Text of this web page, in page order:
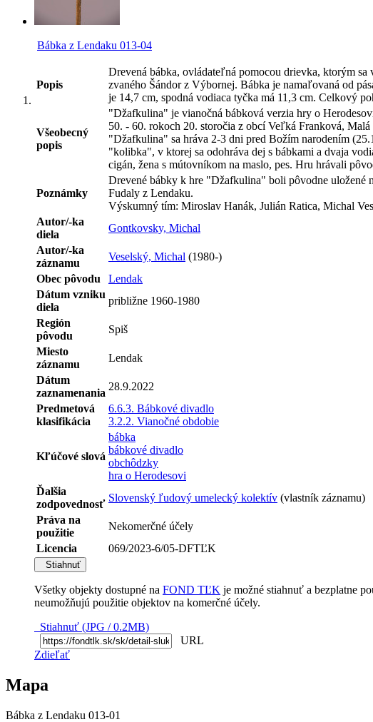
Bábka z Lendaku 013-04
Popis
Drevená bábka, ovládateľná pomocou drievka, ktorým
zvaného Šándor z Výbornej. Bábka je namaľovaná od
je 14,7 cm, spodná vodiaca tyčka má 11,3 cm. Celkový
Všeobecný
popis
"Džafkulina" je vianočná bábková verzia hry o
50. - 60. rokoch 20. storočia z obcí Veľká Franková,
"Džafkulina" sa hráva 2-3 dni pred Božím narodením
"kolibka", v ktorej sa odohráva dej s bábkami a dvaja
cigán, žena s mútovníkom na maslo, pes. Hru hrávali
Poznámky
Drevené bábky k hre "Džafkulina" boli pôvodne uložené
Fudaly z Lendaku.
Výskumný tím: Miroslav Hanák, Julián Ratica, Michal
Autor/-ka
diela
Gontkovsky, Michal
Autor/-ka
záznamu
Veselský, Michal (1980-)
Obec pôvodu
Lendak
Dátum vzniku
diela
približne 1960-1980
Región
pôvodu
Spiš
Miesto
záznamu
Lendak
Dátum
zaznamenania
28.9.2022
Predmetová
klasifikácia
6.6.3. Bábkové divadlo
3.2.2. Vianočné obdobie
Kľúčové slová
bábka
bábkové divadlo
obchôdzky
hra o Herodesovi
Ďalšia
zodpovednosť
Slovenský ľudový umelecký kolektív (vlastník záznamu)
Práva na
použitie
Nekomerčné účely
Licencia
069/2023-6/05-DFTĽK
Stiahnuť
Všetky objekty dostupné na FOND TĽK je možné stiahnuť a bezplatne
neumožňujú použitie objektov na komerčné účely.
Stiahnuť (JPG / 0.2MB)
URL
Zdieľať
Mapa
Bábka z Lendaku 013-01